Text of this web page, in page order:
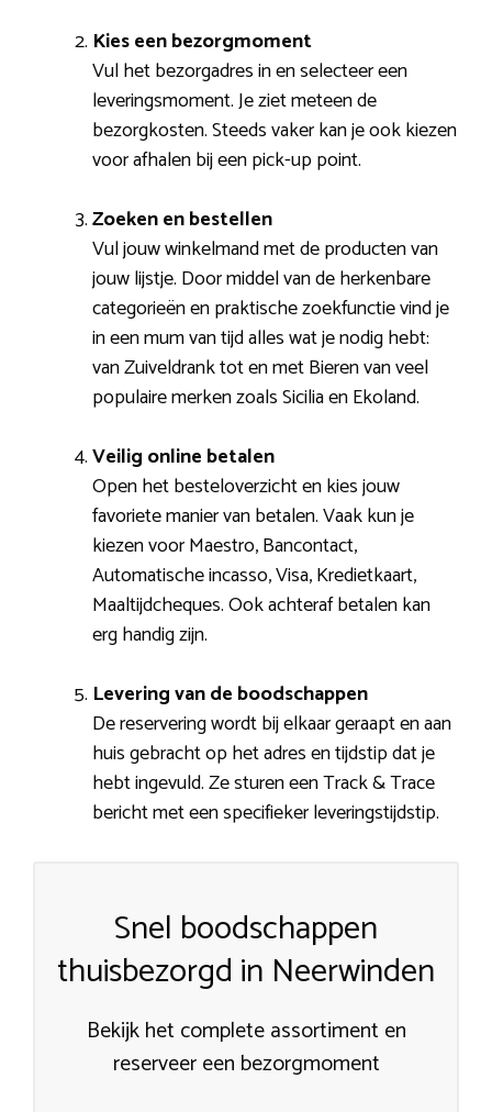
Kies een bezorgmoment
Vul het bezorgadres in en selecteer een
leveringsmoment. Je ziet meteen de
bezorgkosten. Steeds vaker kan je ook kiezen
voor afhalen bij een pick-up point.
Zoeken en bestellen
Vul jouw winkelmand met de producten van
jouw lijstje. Door middel van de herkenbare
categorieën en praktische zoekfunctie vind je
in een mum van tijd alles wat je nodig hebt:
van Zuiveldrank tot en met Bieren van veel
populaire merken zoals Sicilia en Ekoland.
Veilig online betalen
Open het besteloverzicht en kies jouw
favoriete manier van betalen. Vaak kun je
kiezen voor Maestro, Bancontact,
Automatische incasso, Visa, Kredietkaart,
Maaltijdcheques. Ook achteraf betalen kan
erg handig zijn.
Levering van de boodschappen
De reservering wordt bij elkaar geraapt en aan
huis gebracht op het adres en tijdstip dat je
hebt ingevuld. Ze sturen een Track & Trace
bericht met een specifieker leveringstijdstip.
Snel boodschappen
thuisbezorgd in Neerwinden
Bekijk het complete assortiment en
reserveer een bezorgmoment